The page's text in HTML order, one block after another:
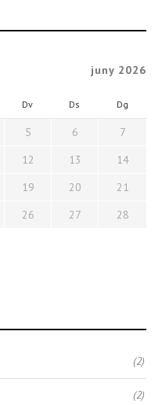
juny 2026
Dv Ds Dg
5 6
7
12 13
14
19 20
21
26 27
28
(2)
(2)